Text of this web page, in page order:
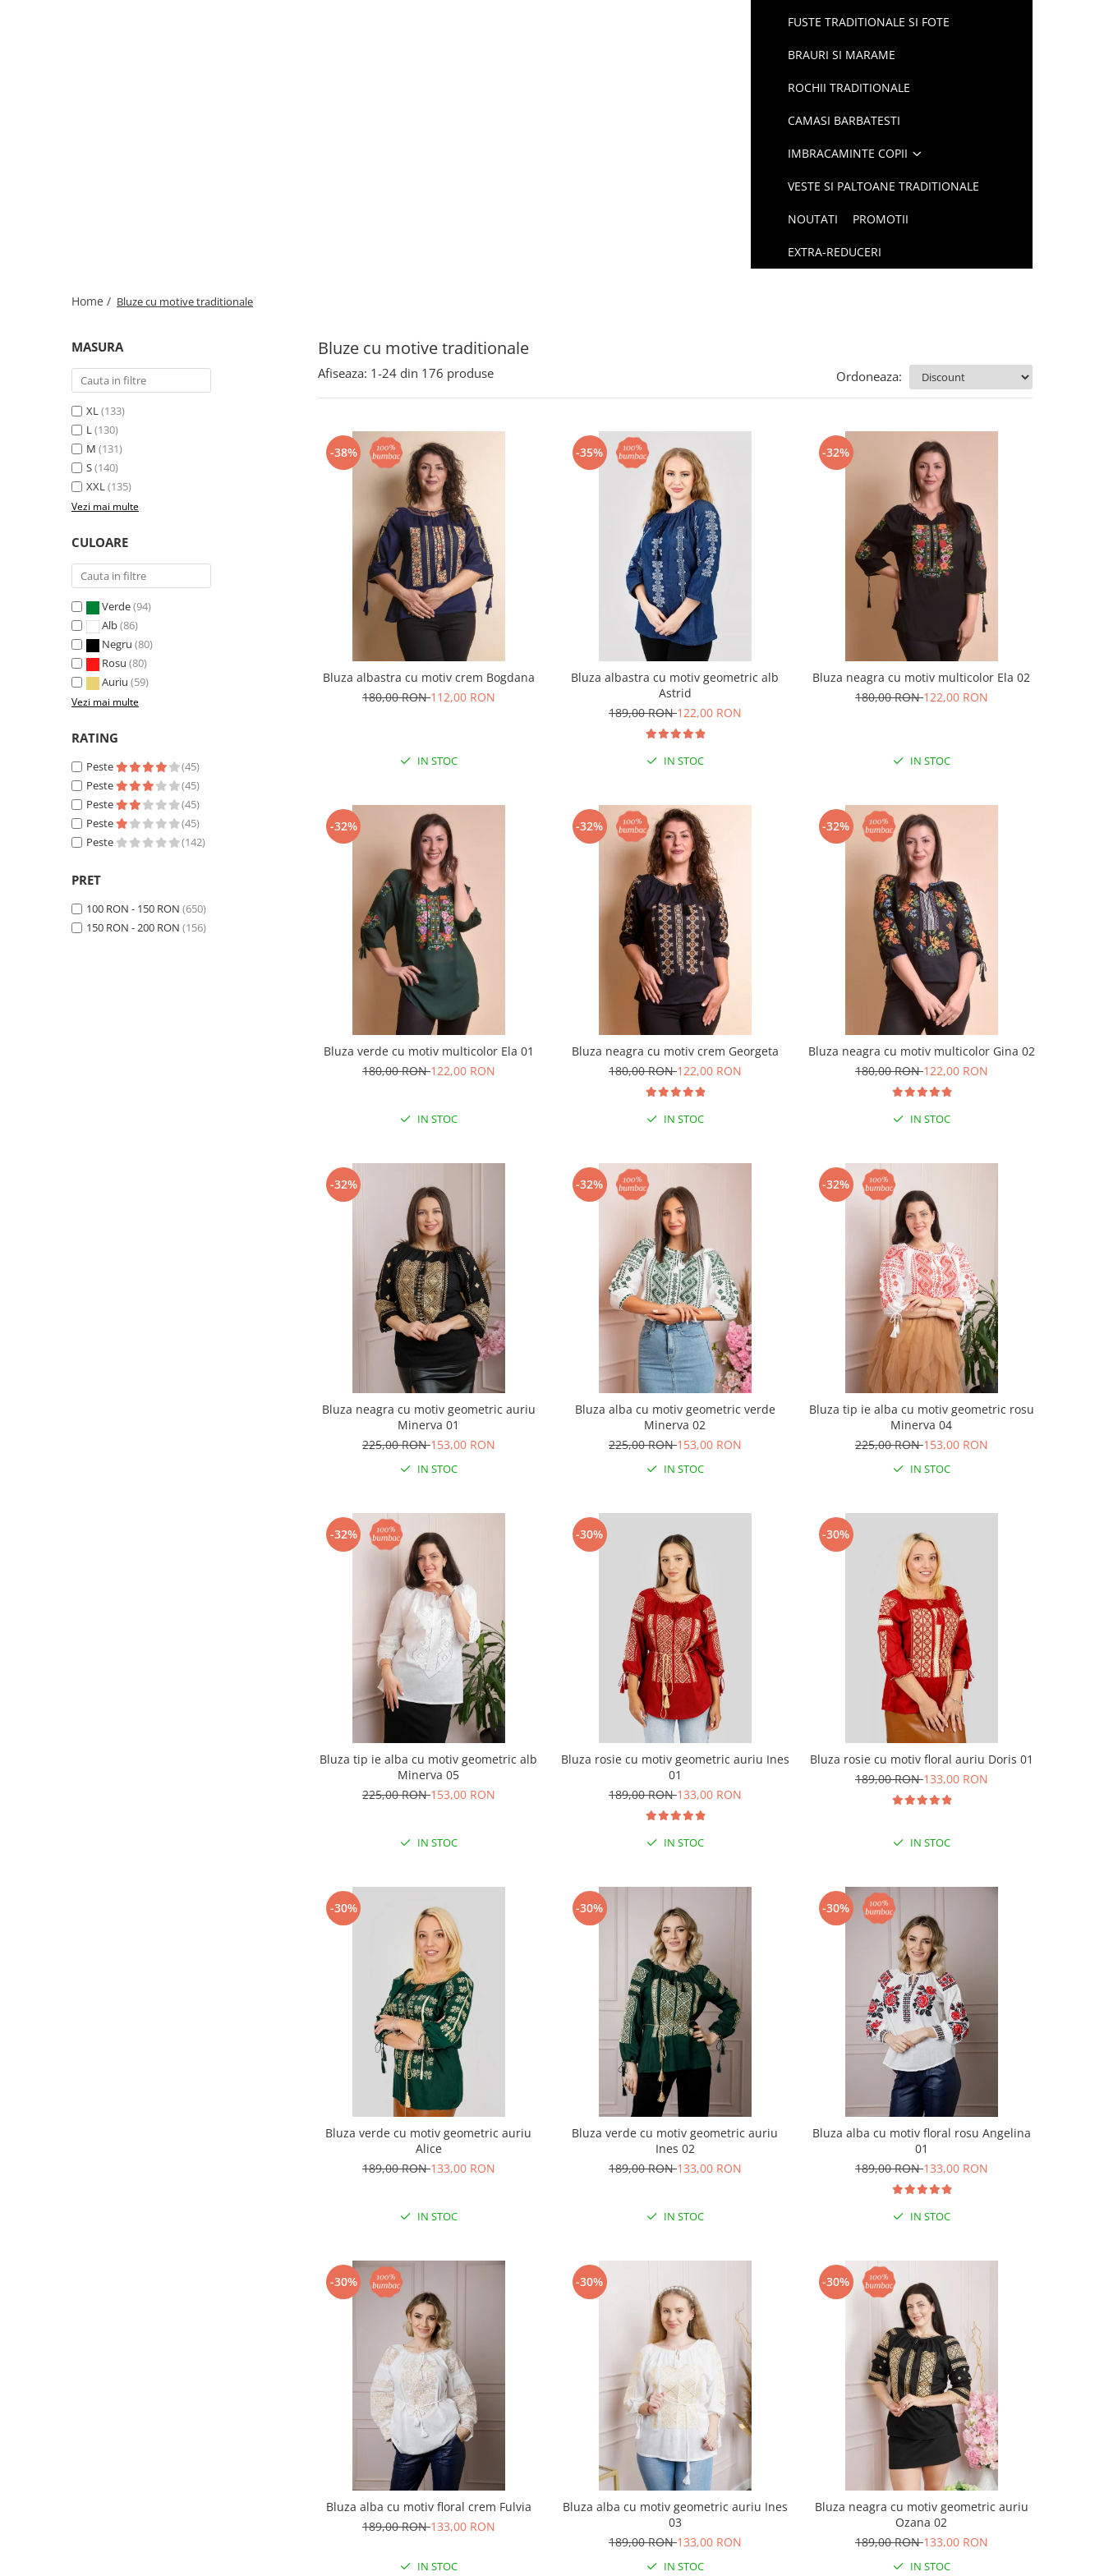
FUSTE TRADITIONALE SI FOTE
BRAURI SI MARAME
ROCHII TRADITIONALE
CAMASI BARBATESTI
IMBRACAMINTE COPII
VESTE SI PALTOANE TRADITIONALE
NOUTATI PROMOTII
EXTRA-REDUCERI
Home / Bluze cu motive traditionale
Bluze cu motive traditionale
MASURA
XL(133)
L(130)
M (131)
S(140)
XXL(135)
Vezi mai multe
CULOARE
Verde(94)
Alb(86)
Negru (80)
Rosu (80)
Auriu (59)
Vezi mai multe
RATING
Peste
(45)
Peste
(45)
Peste
(45)
Peste
(45)
Peste
(142)
PRET
100 RON - 150 RON (650)
150 RON - 200 RON (156)
Afiseaza: 1-24 din 176 produse Ordoneaza:
-38%
Bluza albastra cu motiv crem Bogdana
180,00 RON112,00 RON
IN STOC
-35%
Bluza albastra cu motiv geometric alb
Astrid
189,00 RON122,00 RON
IN STOC
-32%
Bluza neagra cu motiv multicolor Ela 02
180,00 RON122,00 RON
IN STOC
-32%
Bluza verde cu motiv multicolor Ela 01
180,00 RON122,00 RON
IN STOC
-32%
Bluza neagra cu motiv crem Georgeta
180,00 RON122,00 RON
IN STOC
-32%
Bluza neagra cu motiv multicolor Gina 02
180,00 RON122,00 RON
IN STOC
-32%
Bluza neagra cu motiv geometric auriu
Minerva 01
225,00 RON153,00 RON
IN STOC
-32%
Bluza alba cu motiv geometric verde
Minerva 02
225,00 RON153,00 RON
IN STOC
-32%
Bluza tip ie alba cu motiv geometric rosu
Minerva 04
225,00 RON153,00 RON
IN STOC
-32%
Bluza tip ie alba cu motiv geometric alb
Minerva 05
225,00 RON153,00 RON
IN STOC
-30%
Bluza rosie cu motiv geometric auriu Ines
01
189,00 RON133,00 RON
IN STOC
-30%
Bluza rosie cu motiv floral auriu Doris 01
189,00 RON133,00 RON
IN STOC
-30%
Bluza verde cu motiv geometric auriu
Alice
189,00 RON133,00 RON
IN STOC
-30%
Bluza verde cu motiv geometric auriu
Ines 02
189,00 RON133,00 RON
IN STOC
-30%
Bluza alba cu motiv floral rosu Angelina
01
189,00 RON133,00 RON
IN STOC
-30%
Bluza alba cu motiv floral crem Fulvia
189,00 RON133,00 RON
IN STOC
-30%
Bluza alba cu motiv geometric auriu Ines
03
189,00 RON133,00 RON
IN STOC
-30%
Bluza neagra cu motiv geometric auriu
Ozana 02
189,00 RON133,00 RON
IN STOC